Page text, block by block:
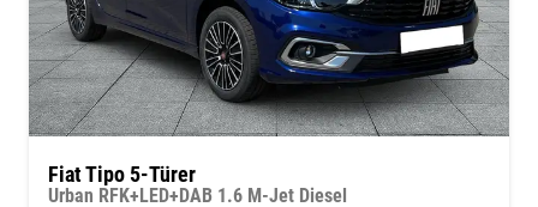
Fiat Tipo 5-Türer
Urban RFK+LED+DAB 1.6 M-Jet Diesel